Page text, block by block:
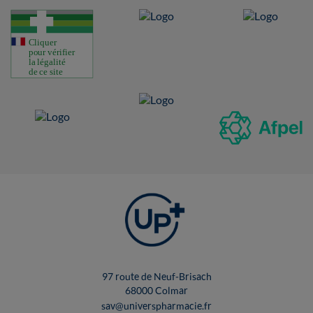
97 route de Neuf-Brisach
68000 Colmar
sav@universpharmacie.fr